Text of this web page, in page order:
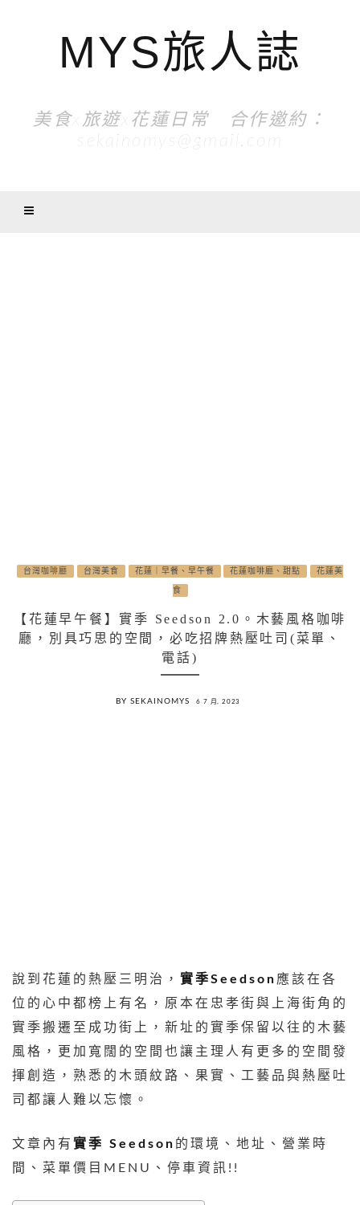
MYS旅人誌
美食x旅遊x花蓮日常 合作邀約：
sekainomys@gmail.com
台灣咖啡廳 台灣美食 花蓮｜早餐、早午餐 花蓮咖啡廳、甜點 花蓮美
食
【花蓮早午餐】實季 Seedson 2.0。木藝風格咖啡
廳，別具巧思的空間，必吃招牌熱壓吐司(菜單、
電話)
BY SEKAINOMYS 6 7 月, 2023
說到花蓮的熱壓三明治， 實季Seedson 應該在各
位的心中都榜上有名，原本在忠孝街與上海街角的
實季搬遷至成功街上，新址的實季保留以往的木藝
風格，更加寬闊的空間也讓主理人有更多的空間發
揮創造，熟悉的木頭紋路、果實、工藝品與熱壓吐
司都讓人難以忘懷。
文章內有 實季 Seedson 的環境、地址、營業時
間、菜單價目MENU、停車資訊!!